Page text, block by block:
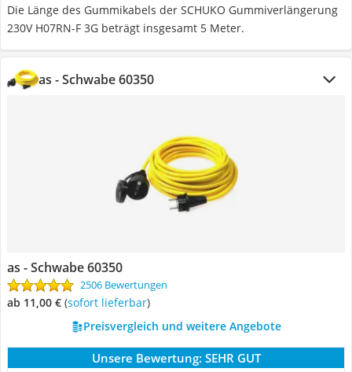
Die Länge des Gummikabels der SCHUKO Gummiverlängerung
230V H07RN-F 3G beträgt insgesamt 5 Meter.
as - Schwabe 60350
as - Schwabe 60350
2506 Bewertungen
ab 11,00 € ( Sofort lieferbar)
Preisvergleich und weitere Angebote
Unsere Bewertung: SEHR GUT